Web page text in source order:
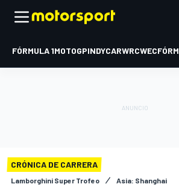
FÓRMULA 1MOTOGPINDYCARWRCWEC
CRÓNICA DE CARRERA
Lamborghini Super Trofeo Asia: Shanghai